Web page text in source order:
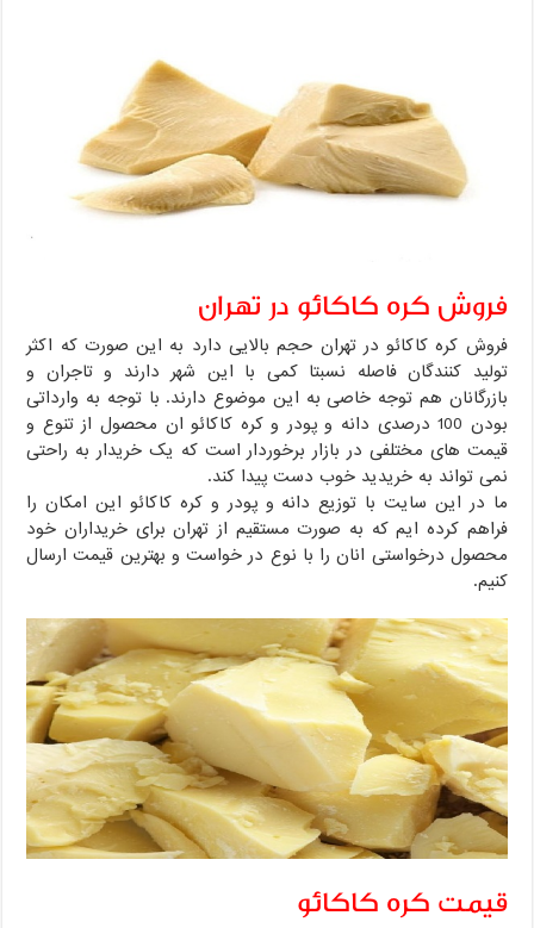
فروش کره کاکائو در تهران
فروش کره کاکائو در تهران حجم بالایی دارد به این صورت که اکثر
تولید کنندگان فاصله نسبتا کمی با این شهر دارند و تاجران و
بازرگانان هم توجه خاصی به این موضوع دارند. با توجه به وارداتی
بودن 100 درصدی دانه و پودر و کره کاکائو ان محصول از تنوع و
قیمت های مختلفی در بازار برخوردار است که یک خریدار به راحتی
نمی تواند به خریدید خوب دست پیدا کند.
ما در این سایت با توزیع دانه و پودر و کره کاکائو این امکان را
فراهم کرده ایم که به صورت مستقیم از تهران برای خریداران خود
محصول درخواستی انان را با نوع در خواست و بهترین قیمت ارسال
کنیم.
قیمت کره کاکائو